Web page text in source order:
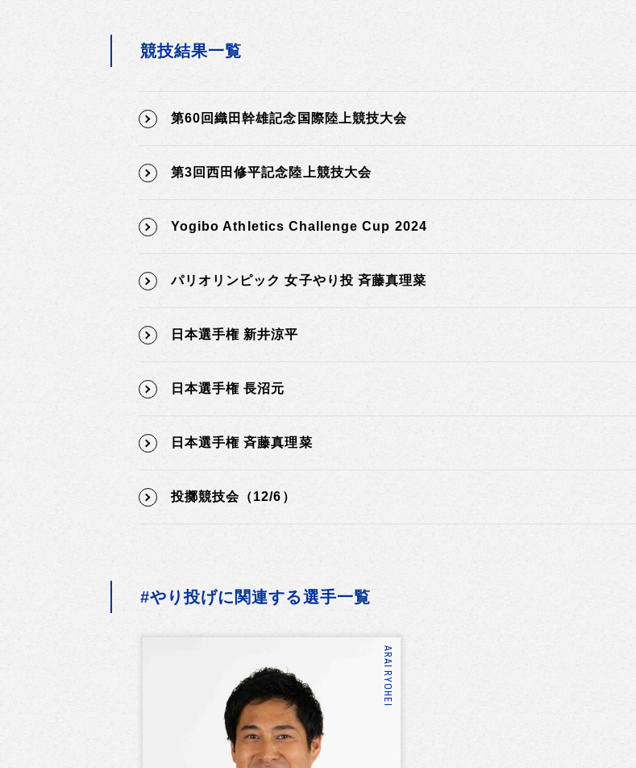
競技結果一覧
第60回織田幹雄記念国際陸上競技大会
第3回西田修平記念陸上競技大会
Yogibo Athletics Challenge Cup 2024
パリオリンピック 女子やり投 斉藤真理菜
日本選手権 新井涼平
日本選手権 長沼元
日本選手権 斉藤真理菜
投擲競技会（12/6）
#やり投げに関連する選手一覧
ARAI RYOHEI